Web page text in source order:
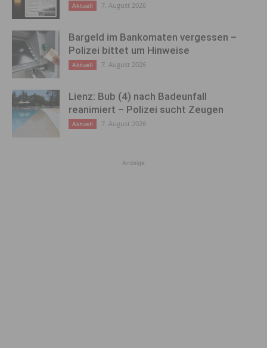
Aktuell 7. August 2026
Bargeld im Bankomaten vergessen –
Polizei bittet um Hinweise
Aktuell 7. August 2026
Lienz: Bub (4) nach Badeunfall
reanimiert – Polizei sucht Zeugen
Aktuell 7. August 2026
Anzeige